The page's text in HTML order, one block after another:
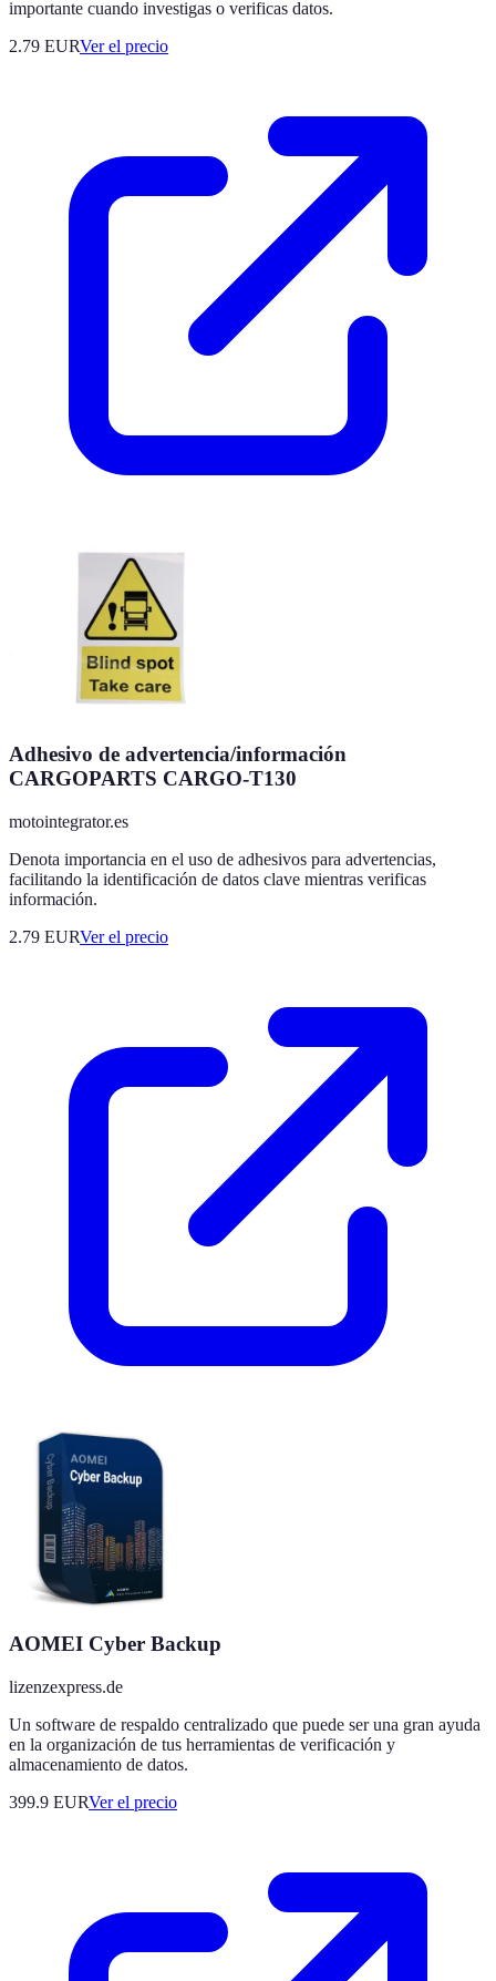
importante cuando investigas o verificas datos.
2.79 EURVer el precio
Adhesivo de advertencia/información
CARGOPARTS CARGO-T130
motointegrator.es
Denota importancia en el uso de adhesivos para advertencias,
facilitando la identificación de datos clave mientras verificas
información.
2.79 EURVer el precio
AOMEI Cyber Backup
lizenzexpress.de
Un software de respaldo centralizado que puede ser una gran ayuda
en la organización de tus herramientas de verificación y
almacenamiento de datos.
399.9 EURVer el precio